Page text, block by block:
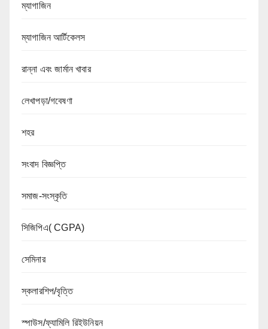
ম্যাগাজিন
ম্যাগাজিন আর্টিকেলস
রান্না এবং জার্মান খাবার
লেখাপড়া/গবেষণা
শহর
সংবাদ বিজ্ঞপ্তি
সমাজ-সংস্কৃতি
সিজিপিএ( CGPA)
সেমিনার
স্কলারশিপ/বৃত্তি
স্পাউস/ফ্যামিলি রিইউনিয়ন